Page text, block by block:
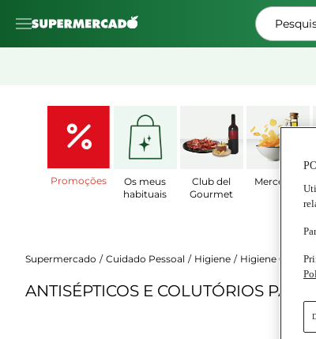
Promoções
Os meus
habituais
Club del
Gourmet
Mercearia
Supermercado Cuidado Pessoal Higiene Higiene Oral
ANTISÉPTICOS E COLUTÓRIOS